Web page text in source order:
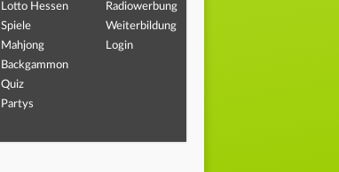
Lotto Hessen
Spiele
Mahjong
Backgammon
Quiz
Partys
Radiowerbung
Weiterbildung
Login